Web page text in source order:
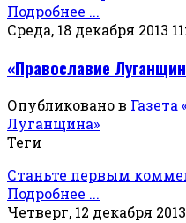
Подробнее ...
Среда, 18 декабря 2013
«Православие
Опубликовано в Газета
Луганщина»
Теги
Станьте первым
Подробнее ...
Четверг, 12 декабря